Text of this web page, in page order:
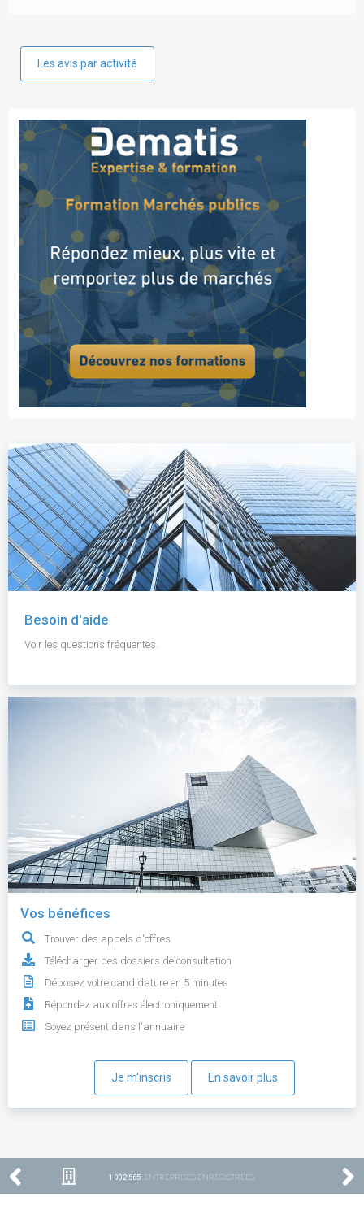
Les avis par activité
Besoin d'aide
Voir les questions fréquentes.
Vos bénéfices
Trouver des appels d'offres
Télécharger des dossiers de consultation
Déposez votre candidature en 5 minutes
Répondez aux offres électroniquement
Soyez présent dans l'annuaire
Je m'inscris En savoir plus
1 002 565 ENTREPRISES ENREGISTRÉES